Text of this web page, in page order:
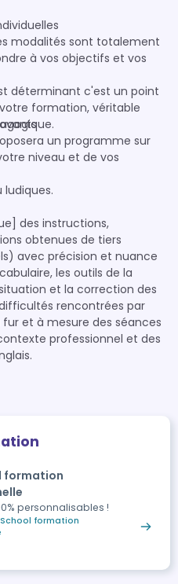
modalités sont totalement
à vos objectifs et vos
déterminant c'est un point
formation, véritable
un programme sur
niveau et de vos
ludiques.
des instructions,
obtenues de tiers
avec précision et nuance
les outils de la
et la correction des
rencontrées par
et à mesure des séances
professionnel et des
formation
personnalisables !
formation